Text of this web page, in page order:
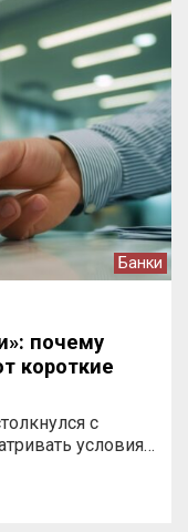
Банки
почему
короткие
с
условия…